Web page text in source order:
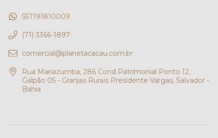
557191810009
(71) 3366-1897
comercial@planetacacau.com.br
Rua Mariazumba, 286 Cond Patrimonial Ponto 12,
Galpão 05 - Granjas Rurais Presidente Vargas, Salvador -
Bahia